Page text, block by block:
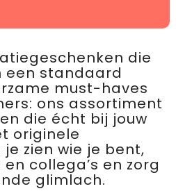
die
een standaard
must-haves
ons assortiment
die écht bij jouw
originele
zien wie je bent,
collega’s en zorg
glimlach.